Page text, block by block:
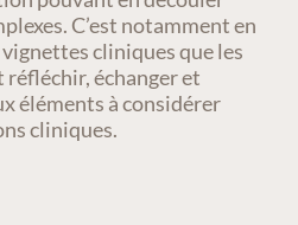
C’est notamment en
cliniques que les
échanger et
éléments à considérer
cliniques.